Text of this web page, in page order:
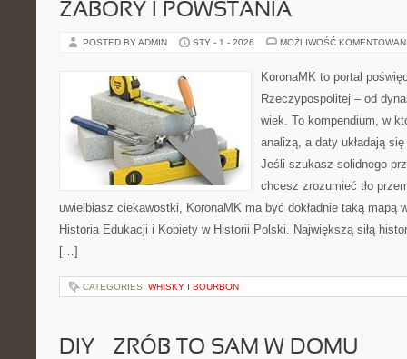
ZABORY I POWSTANIA
POSTED BY ADMIN STY - 1 - 2026 MOŻLIWOŚĆ
KoronaMK to portal
Rzeczypospolitej – od
wiek. To kompendium, w
analizą, a daty układają
Jeśli szukasz solidnego
chcesz zrozumieć tło
uwielbiasz ciekawostki, KoronaMK ma być dokładnie taką mapą
Historia Edukacji i Kobiety w Historii Polski. Największą siłą
[…]
CATEGORIES: WHISKY I BOURBON
DIY – ZRÓB TO SAM W DOMU